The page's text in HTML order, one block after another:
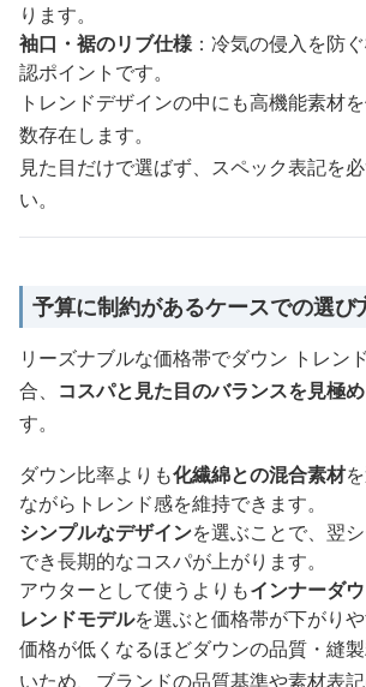
ります。
袖口・裾のリブ仕様：冷気の侵入を防
認ポイントです。
トレンドデザインの中にも高機能素材
数存在します。
見た目だけで選ばず、スペック表記を
い。
予算に制約があるケースでの選び
リーズナブルな価格帯でダウン トレン
合、 コスパと見た目のバランスを見極
す。
ダウン比率よりも化繊綿との混合素材
ながらトレンド感を維持できます。
シンプルなデザインを選ぶことで、翌
でき長期的なコスパが上がります。
アウターとして使うよりもインナーダ
レンドモデルを選ぶと価格帯が下がりや
価格が低くなるほどダウンの品質・縫
いため、ブランドの品質基準や素材表